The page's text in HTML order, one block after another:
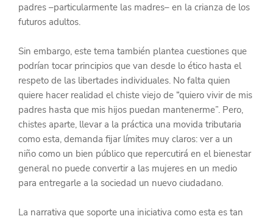
padres –particularmente las madres– en la crianza de los
futuros adultos.
Sin embargo, este tema también plantea cuestiones que
podrían tocar principios que van desde lo ético hasta el
respeto de las libertades individuales. No falta quien
quiere hacer realidad el chiste viejo de “quiero vivir de mis
padres hasta que mis hijos puedan mantenerme”. Pero,
chistes aparte, llevar a la práctica una movida tributaria
como esta, demanda fijar límites muy claros: ver a un
niño como un bien público que repercutirá en el bienestar
general no puede convertir a las mujeres en un medio
para entregarle a la sociedad un nuevo ciudadano.
La narrativa que soporte una iniciativa como esta es tan